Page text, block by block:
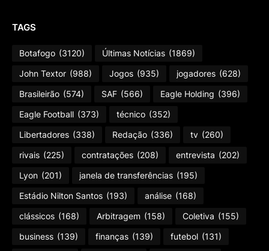
TAGS
Botafogo (3120) Últimas Notícias (1869)
John Textor (988) Jogos (935) jogadores (628)
Brasileirão (574) SAF (566) Eagle Holding (396)
Eagle Football (373) técnico (352)
Libertadores (338) Redação (336) tv (260)
rivais (225) contratações (208) entrevista (202)
Lyon (201) janela de transferências (195)
Estádio Nilton Santos (193) análise (168)
clássicos (168) Arbitragem (158) Coletiva (155)
business (139) finanças (139) futebol (131)